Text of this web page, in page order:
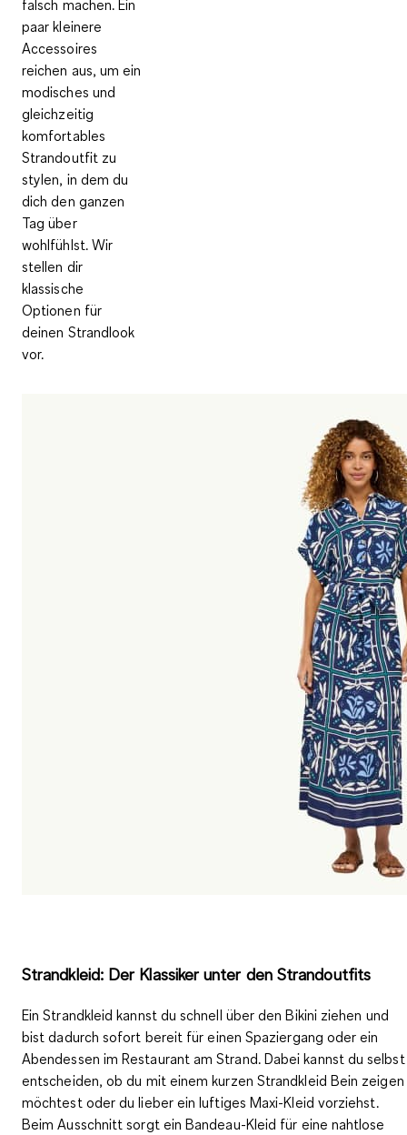
falsch machen. Ein
paar kleinere
Accessoires
reichen aus, um ein
modisches und
gleichzeitig
komfortables
Strandoutfit zu
stylen, in dem du
dich den ganzen
Tag über
wohlfühlst. Wir
stellen dir
klassische
Optionen für
deinen Strandlook
vor.
Strandkleid: Der Klassiker unter den Strandoutfits
EinStrandkleid kannst du schnell über den Bikini ziehen und
bist dadurch sofort bereit für einen Spaziergang oder ein
Abendessen im Restaurant am Strand. Dabei kannst du selbst
entscheiden, ob du mit einem kurzen Strandkleid Bein zeigen
möchtest oder du lieber ein luftiges Maxi-Kleid vorziehst.
Beim Ausschnitt sorgt ein Bandeau-Kleid für eine nahtlose